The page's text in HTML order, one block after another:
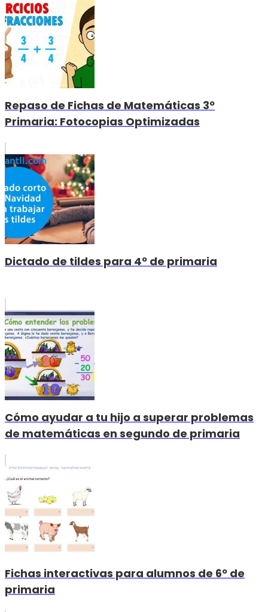
Repaso de Fichas de Matemáticas 3º
Primaria: Fotocopias Optimizadas
Dictado de tildes para 4º de primaria
Cómo ayudar a tu hijo a superar problemas
de matemáticas en segundo de primaria
Fichas interactivas para alumnos de 6º de
primaria